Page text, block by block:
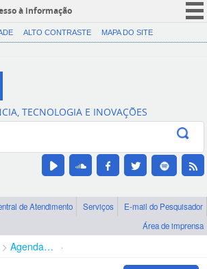
à informação
CORONAVÍRUS (COVID-19)
Canais
ALTO CONTRASTE MAPA DO SITE
TECNOLOGIA E INOVAÇÕES
de Atendimento Serviços
E-mail do Pesquisador
Área de imprensa
Agenda de autoridades